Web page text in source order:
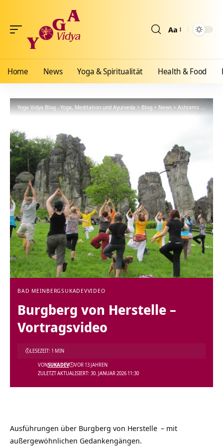
Aa
Home News Yoga & Spiritualität Health & Food
Yoga Vidya Blog - Yoga, Meditation und Ayurveda>Blog>News>Ashrams> Bad
BAD MEINBERGSUKADEVVIDEO
Burgberg von Herstelle‏‎ –
Vortragsvideo
ZULETZT AKTUALISIERT: 30. JANUAR 2026 11:30
VONSUKADEV VOR 13 JAHREN
LESEZEIT: 1 MIN
Ausführungen über
– mit
außergewöhnlichen Gedankengängen.